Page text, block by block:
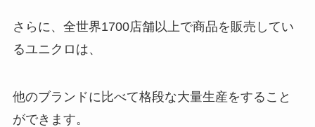
さらに、全世界1700店舗以上で商品を販売してい
るユニクロは、
他のブランドに比べて格段な大量生産をすること
ができます。